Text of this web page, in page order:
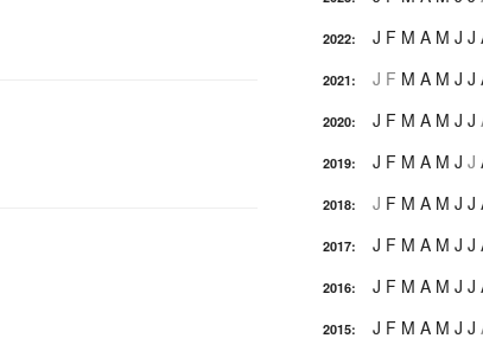
2022: J F M A M J J
2021: J F M A M J J
2020: J F M A M J J
2019: J F M A M J J
2018: J F M A M J J
2017: J F M A M J J
2016: J F M A M J J
2015: J F M A M J J